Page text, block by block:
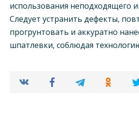
использования неподходящего
Следует устранить дефекты,
прогрунтовать и аккуратно
шпатлевки, соблюдая